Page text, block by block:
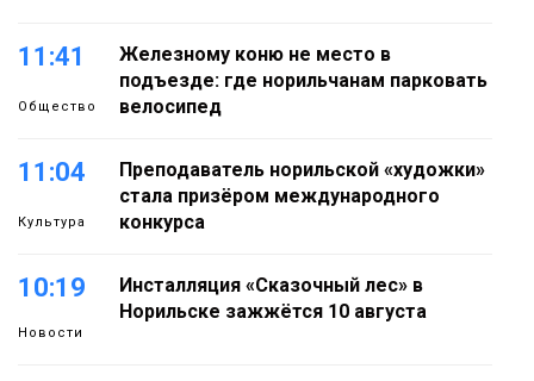
11:41
Общество
Железному коню не место в
подъезде: где норильчанам парковать
велосипед
11:04
Культура
Преподаватель норильской «художки»
стала призёром международного
конкурса
10:19
Новости
Инсталляция «Сказочный лес» в
Норильске зажжётся 10 августа